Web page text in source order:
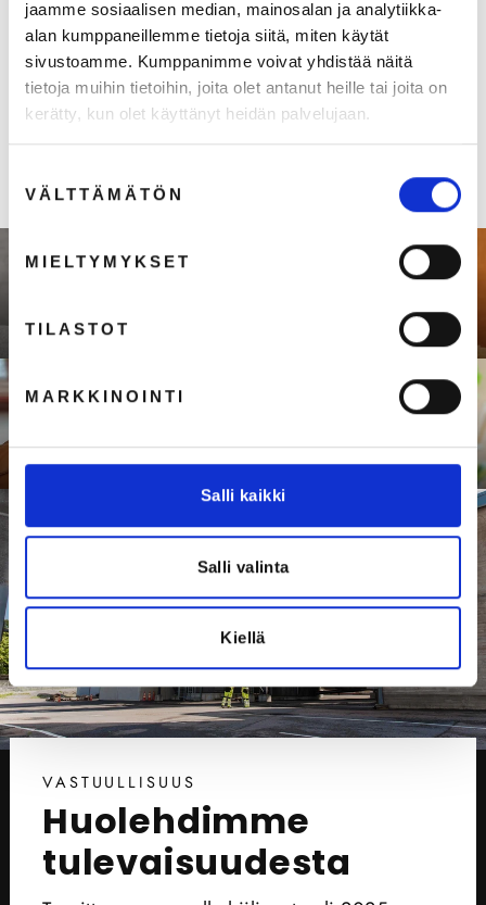
jaamme sosiaalisen median, mainosalan ja analytiikka-
alan kumppaneillemme tietoja siitä, miten käytät
sivustoamme. Kumppanimme voivat yhdistää näitä
tietoja muihin tietoihin, joita olet antanut heille tai joita on
kerätty, kun olet käyttänyt heidän palvelujaan.
valinta
VÄLTTÄMÄTÖN
MIELTYMYKSET
TILASTOT
MARKKINOINTI
Salli kaikki
Salli valinta
Kiellä
Lasten avopaita
€35,00
€27,89 (ALV 0%)
Seuraava: Lasten pyjaman takki
Takaisin tuoteryhmään Seniori- ja
potilasvaatteet
VASTUULLISUUS
Huolehdimme
tulevaisuudesta